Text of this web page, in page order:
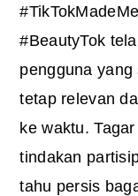
#BeautyTok
pengguna
tetap relevan
ke waktu.
tindakan
tahu persis